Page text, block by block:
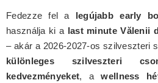
Fedezze fel a legújabb early
használja ki a last minute Vălenii
– akár a 2026-2027-os szilveszteri
különleges szilveszteri
kedvezményeket, awellness